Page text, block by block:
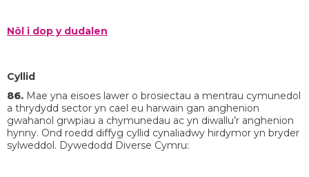
Nôl i dop y dudalen
Cyllid
86. Mae yna eisoes lawer o brosiectau a mentrau cymunedol
a thrydydd sector yn cael eu harwain gan anghenion
gwahanol grwpiau a chymunedau ac yn diwallu’r anghenion
hynny. Ond roedd diffyg cyllid cynaliadwy hirdymor yn bryder
sylweddol. Dywedodd Diverse Cymru: